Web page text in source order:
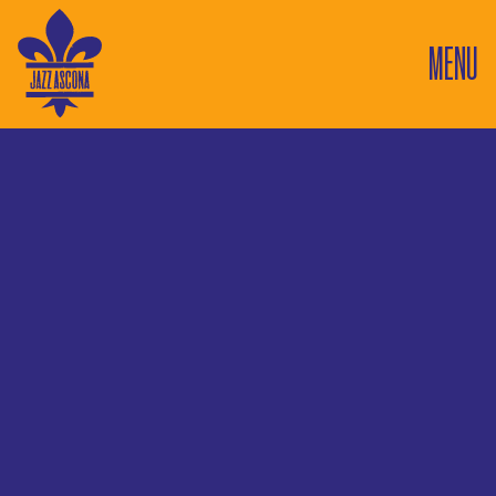
12 Art Hotel Riposo
Concerti in questo luogo MENU